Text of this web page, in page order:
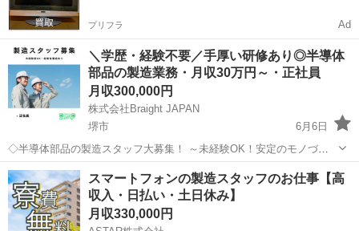
プリフラ Ad
＼学歴・経験不要／手厚い研修あり◎半導体
部品の製造業務・月収30万円～・正社員
月収300,000円
株式会社Braight JAPAN
堺市
6月6日
◇半導体部品の製造スタッフ大募集！ ～未経験OK！安定のモノづく
りワーク～ 【たった10秒でわかる！このお仕事のポイント】 ✅ 未経
験から“手に職”がつけられる！ ✅ コツコツ・モクモク作業が好きな方
にぴったり ...
大阪 堺市 半導体
スマートフォンの製造スタッフのお仕事【高
収入・日払い・土日休み】
月収330,000円